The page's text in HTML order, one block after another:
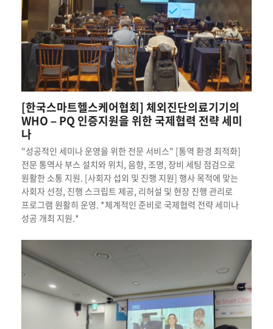
[한국스마트헬스케어협회] 체외진단의료기기의
WHO – PQ 인증지원을 위한 국제협력 전략 세미
나
"성공적인 세미나 운영을 위한 전문 서비스" [통역 환경 최적화]
전문 통역사 부스 설치와 위치, 음향, 조명, 장비 세팅 점검으로
원활한 소통 지원. [사회자 섭외 및 진행 지원] 행사 목적에 맞는
사회자 선정, 진행 스크립트 제공, 리허설 및 현장 진행 관리로
프로그램 원활히 운영. *체계적인 준비로 국제협력 전략 세미나